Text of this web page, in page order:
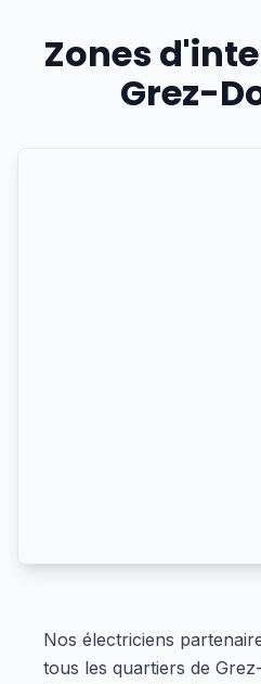
Zones
Grez-
Nos électriciens
tous les quartiers de